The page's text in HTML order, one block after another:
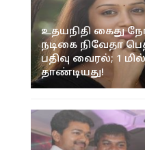
உதயநிதி கைது
நடிகை நிவேதா
பதிவு வைரல்; 1
தாண்டியது!